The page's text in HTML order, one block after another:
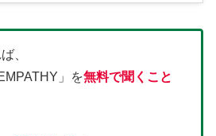
、
」を無料で聞くこと